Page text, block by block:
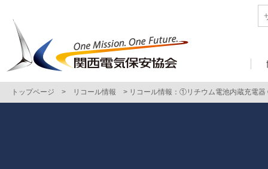
トップページ > リコール情報 > リコール情報：①リチウム電池内蔵充電